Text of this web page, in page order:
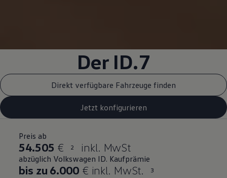
Der ID.7
Direkt verfügbare Fahrzeuge finden
Jetzt konfigurieren
Preis ab
54.505 € 2 inkl. MwSt
abzüglich Volkswagen ID. Kaufprämie
bis zu 6.000 € inkl. MwSt. 3